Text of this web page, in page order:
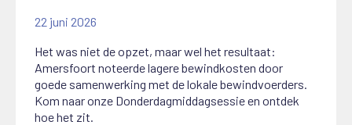
22 juni 2026
Het was niet de opzet, maar wel het resultaat:
Amersfoort noteerde lagere bewindkosten door
goede samenwerking met de lokale bewindvoerders.
Kom naar onze Donderdagmiddagsessie en ontdek
hoe het zit.